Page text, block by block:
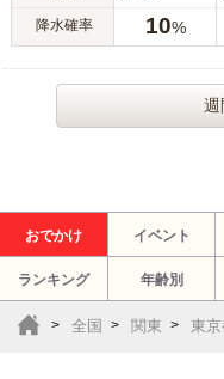
降水確率 10%
週
おでかけ イベント
ランキング 年齢別
全国 関東 東